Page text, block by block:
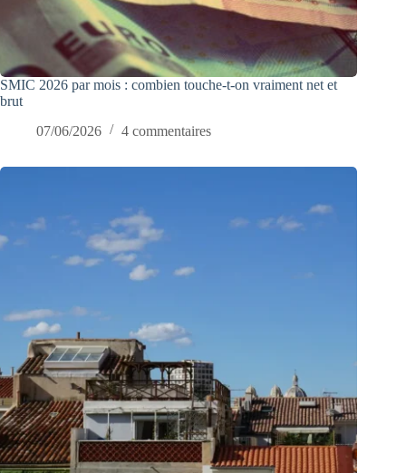
SMIC 2026 par mois : combien touche-t-on vraiment net et
brut
07/06/2026
4 commentaires